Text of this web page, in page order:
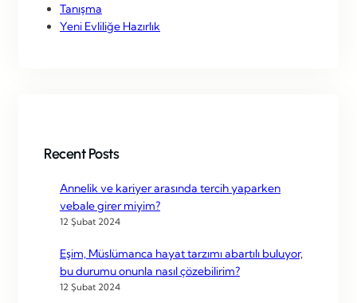
Tanışma
Yeni Evliliğe Hazırlık
Recent Posts
Annelik ve kariyer arasında tercih yaparken
vebale girer miyim?
12 Şubat 2024
Eşim, Müslümanca hayat tarzımı abartılı buluyor,
bu durumu onunla nasıl çözebilirim?
12 Şubat 2024